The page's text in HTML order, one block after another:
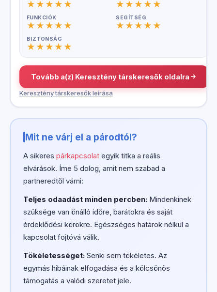
FUNKCIÓK SEGÍTSÉG
BIZTONSÁG
Tovább a(z) Keresztény társkeresők oldalra
Keresztény társkeresők leírása
Mit ne várj el a párodtól?
A sikeres párkapcsolategyik titka a reális
elvárások. Íme 5 dolog, amit nem szabad a
partneredtől várni:
Teljes odaadást minden percben:Mindenkinek
szüksége van önálló időre, barátokra és saját
érdeklődési körökre. Egészséges határok nélkül a
kapcsolat fojtóvá válik.
Tökéletességet:Senki sem tökéletes. Az
egymás hibáinak elfogadása és a kölcsönös
támogatás a valódi szeretet jele.